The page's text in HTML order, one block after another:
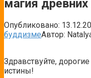
магия
Опубликовано:
буддизмеАвтор:
Здравствуйте,
истины!